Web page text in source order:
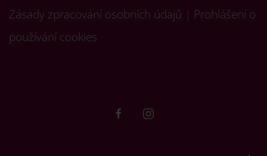
Zásady zpracování osobních údajů
Prohlášení o
používání cookies